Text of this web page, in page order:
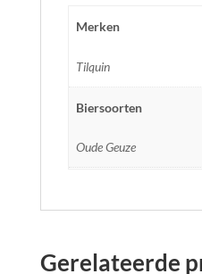
Merken
Tilquin
Biersoorten
Oude Geuze
Gerelateerde